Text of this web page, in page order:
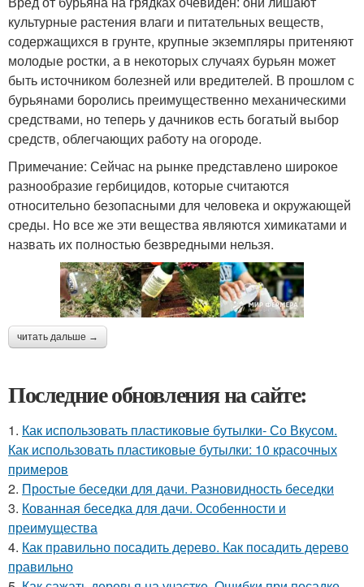
культурные растения влаги и питательных веществ,
содержащихся в грунте, крупные экземпляры притеняют
молодые ростки, а в некоторых случаях бурьян может
быть источником болезней или вредителей. В прошлом с
бурьянами боролись преимущественно механическими
средствами, но теперь у дачников есть богатый выбор
средств, облегчающих работу на огороде.
Примечание: Сейчас на рынке представлено широкое
разнообразие гербицидов, которые считаются
относительно безопасными для человека и окружающей
среды. Но все же эти вещества являются химикатами и
назвать их полностью безвредными нельзя.
читать дальше →
Последние обновления на сайте:
1. Как использовать пластиковые бутылки- Со Вкусом.
Как использовать пластиковые бутылки: 10 красочных
примеров
2. Простые беседки для дачи. Разновидность беседки
3. Кованная беседка для дачи. Особенности и
преимущества
4. Как правильно посадить дерево. Как посадить дерево
правильно